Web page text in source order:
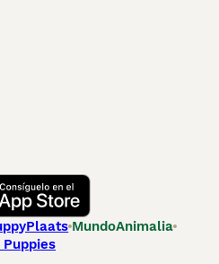
MundoAnimalia